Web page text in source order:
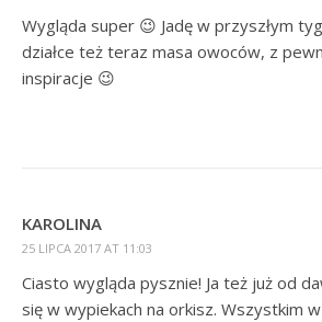
Wygląda super 😉 Jadę w przyszłym
działce też teraz masa owoców, z
inspiracje 😉
KAROLINA
25 LIPCA 2017 AT 11:03
Ciasto wygląda pysznie! Ja też już od
się w wypiekach na orkisz. Wszystkim